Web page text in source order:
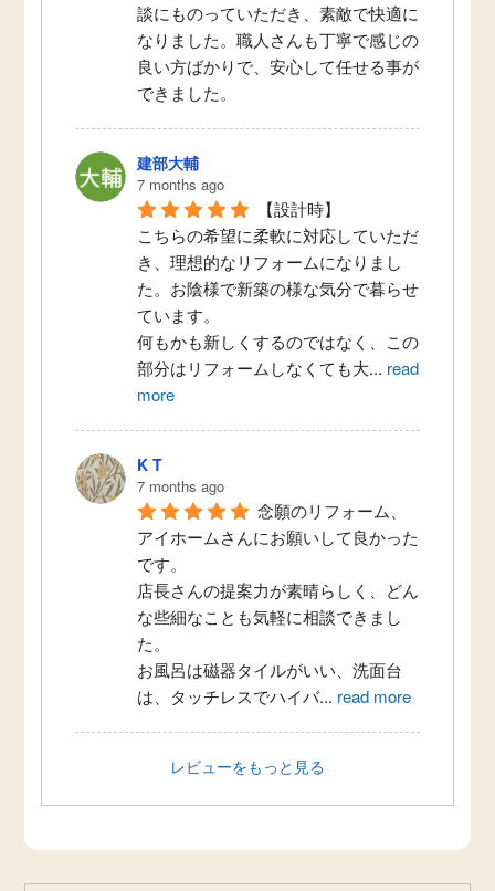
談にものっていただき、素敵で快適に
なりました。職人さんも丁寧で感じの
良い方ばかりで、安心して任せる事が
できました。
建部大輔
7 months ago
【設計時】
こちらの希望に柔軟に対応していただ
き、理想的なリフォームになりまし
た。お陰様で新築の様な気分で暮らせ
ています。
何もかも新しくするのではなく、この
部分はリフォームしなくても大... read
more
K T
7 months ago
念願のリフォーム、
アイホームさんにお願いして良かった
です。
店長さんの提案力が素晴らしく、どん
な些細なことも気軽に相談できまし
た。
お風呂は磁器タイルがいい、洗面台
は、タッチレスでハイバ... read more
レビューをもっと見る